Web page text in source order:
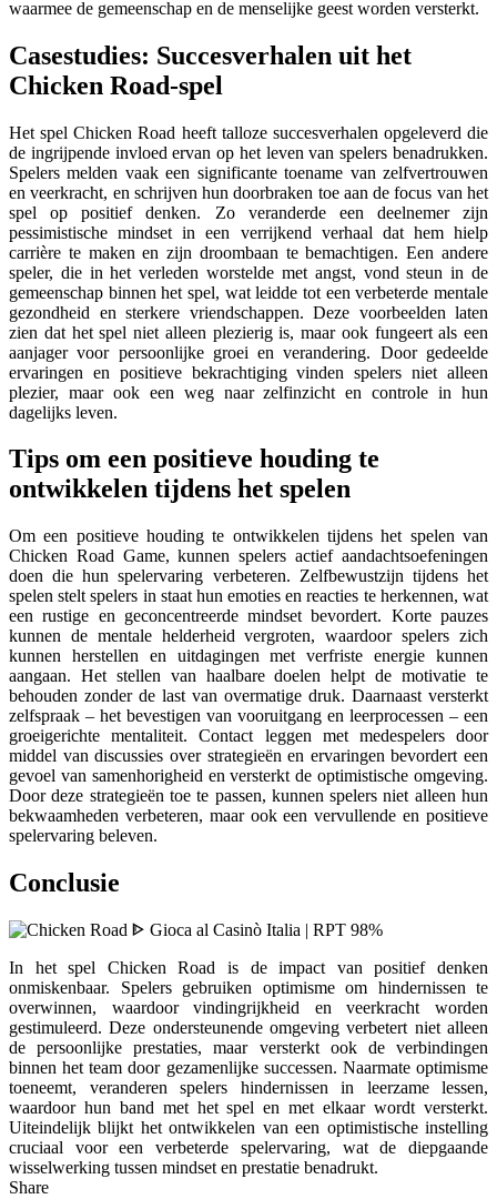
waarmee de gemeenschap en de menselijke geest worden versterkt.
Casestudies: Succesverhalen uit het
Chicken Road-spel
Het spel Chicken Road heeft talloze succesverhalen opgeleverd die
de ingrijpende invloed ervan op het leven van spelers benadrukken.
Spelers melden vaak een significante toename van zelfvertrouwen
en veerkracht, en schrijven hun doorbraken toe aan de focus van het
spel op positief denken. Zo veranderde een deelnemer zijn
pessimistische mindset in een verrijkend verhaal dat hem hielp
carrière te maken en zijn droombaan te bemachtigen. Een andere
speler, die in het verleden worstelde met angst, vond steun in de
gemeenschap binnen het spel, wat leidde tot een verbeterde mentale
gezondheid en sterkere vriendschappen. Deze voorbeelden laten
zien dat het spel niet alleen plezierig is, maar ook fungeert als een
aanjager voor persoonlijke groei en verandering. Door gedeelde
ervaringen en positieve bekrachtiging vinden spelers niet alleen
plezier, maar ook een weg naar zelfinzicht en controle in hun
dagelijks leven.
Tips om een positieve houding te
ontwikkelen tijdens het spelen
Om een positieve houding te ontwikkelen tijdens het spelen van
Chicken Road Game, kunnen spelers actief aandachtsoefeningen
doen die hun spelervaring verbeteren. Zelfbewustzijn tijdens het
spelen stelt spelers in staat hun emoties en reacties te herkennen, wat
een rustige en geconcentreerde mindset bevordert. Korte pauzes
kunnen de mentale helderheid vergroten, waardoor spelers zich
kunnen herstellen en uitdagingen met verfriste energie kunnen
aangaan. Het stellen van haalbare doelen helpt de motivatie te
behouden zonder de last van overmatige druk. Daarnaast versterkt
zelfspraak – het bevestigen van vooruitgang en leerprocessen – een
groeigerichte mentaliteit. Contact leggen met medespelers door
middel van discussies over strategieën en ervaringen bevordert een
gevoel van samenhorigheid en versterkt de optimistische omgeving.
Door deze strategieën toe te passen, kunnen spelers niet alleen hun
bekwaamheden verbeteren, maar ook een vervullende en positieve
spelervaring beleven.
Conclusie
In het spel Chicken Road is de impact van positief denken
onmiskenbaar. Spelers gebruiken optimisme om hindernissen te
overwinnen, waardoor vindingrijkheid en veerkracht worden
gestimuleerd. Deze ondersteunende omgeving verbetert niet alleen
de persoonlijke prestaties, maar versterkt ook de verbindingen
binnen het team door gezamenlijke successen. Naarmate optimisme
toeneemt, veranderen spelers hindernissen in leerzame lessen,
waardoor hun band met het spel en met elkaar wordt versterkt.
Uiteindelijk blijkt het ontwikkelen van een optimistische instelling
cruciaal voor een verbeterde spelervaring, wat de diepgaande
wisselwerking tussen mindset en prestatie benadrukt.
Share